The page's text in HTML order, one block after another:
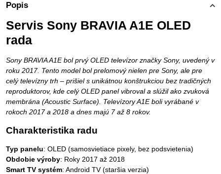
Popis
Servis Sony BRAVIA A1E OLED
rada
Sony BRAVIA A1E bol prvý OLED televízor značky Sony, uvedený v
roku 2017. Tento model bol prelomový nielen pre Sony, ale pre
celý televízny trh – prišiel s unikátnou konštrukciou bez tradičných
reproduktorov, kde celý OLED panel vibroval a slúžil ako zvuková
membrána (Acoustic Surface). Televízory A1E boli vyrábané v
rokoch 2017 a 2018 a dnes majú 7 až 8 rokov.
Charakteristika radu
Typ panelu: OLED (samosvietiace pixely, bez podsvietenia)
Obdobie výroby: Roky 2017 až 2018
Smart TV systém: Android TV (staršia verzia)